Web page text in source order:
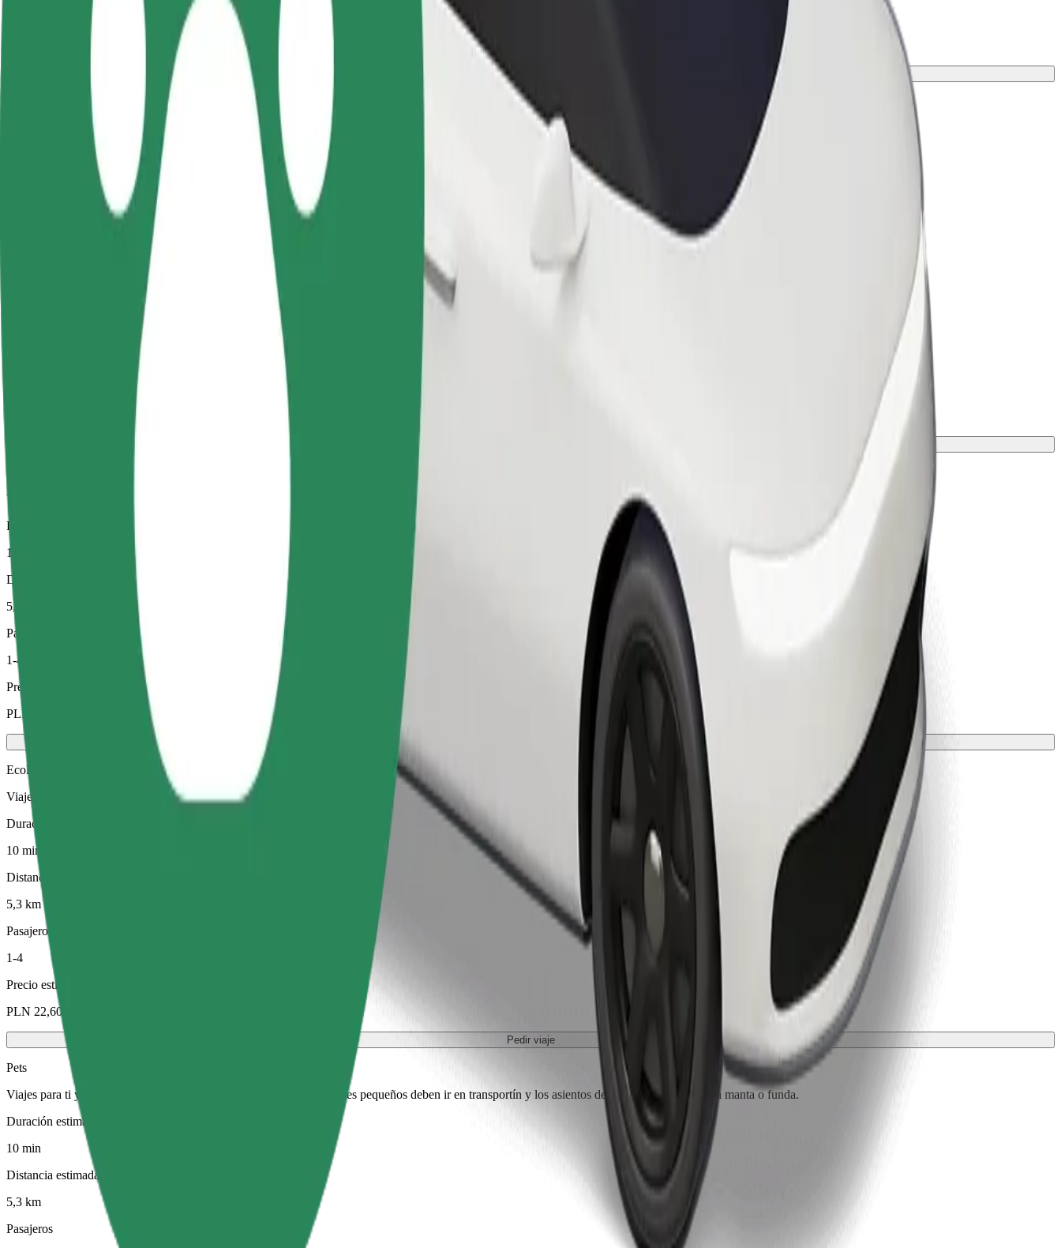
Cómo ir de Pasaż Świętokrzyski a EXBUD Arena
¿Buscás la mejor forma de ir de Pasaż Świętokrzyski a EXBUD Arena? Explorá nuestros servicios y encontrá la opción perfecta para tu viaje.
Descargá la app de Bolt
Pasaż Świętokrzyski
EXBUD Arena
Comodidad y confort a un botón de distancia
Viajes fiables en coches estándar de tamaño medio.
Viajes en coches con más espacio para equipaje y para estirar las piernas
Duración estimada del viaje
10 min
Distancia estimada
5,3 km
Pasajeros
1-4
Precio estimado
PLN 26,70
Ecológico
Viajes eficientes en vehículos híbridos y eléctricos
Duración estimada del viaje
10 min
Distancia estimada
5,3 km
Pasajeros
1-4
Precio estimado
PLN 22,60
Pedir viaje
Pets
Viajes para ti y tu mascota. Los perros deben llevar bozal, los animales pequeños deben ir en transportín y los asientos deben protegerse con una manta o funda.
Duración estimada del viaje
10 min
Distancia estimada
5,3 km
Pasajeros